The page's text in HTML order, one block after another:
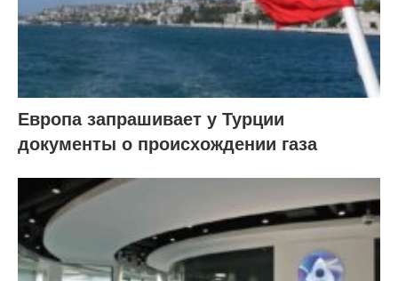
Европа запрашивает у Турции
документы о происхождении газа